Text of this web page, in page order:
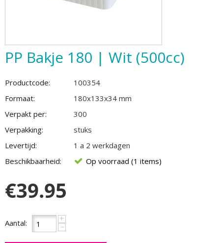
PP Bakje 180 | Wit (500cc)
Productcode:
100354
Formaat:
180x133x34 mm
Verpakt per:
300
Verpakking:
stuks
Levertijd:
1 a 2 werkdagen
Beschikbaarheid:
Op voorraad (1 items)
€39.95
Aantal: +
−